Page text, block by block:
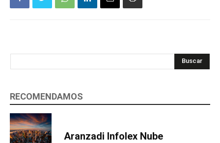
Buscar
RECOMENDAMOS
Aranzadi Infolex Nube